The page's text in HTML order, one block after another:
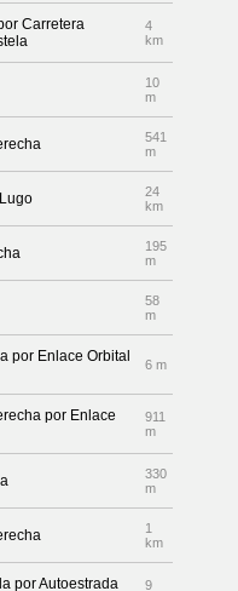
Carretera
4
km
10
m
541
m
24
km
195
m
58
m
por Enlace Orbital
6 m
por Enlace
911
m
330
m
1
km
por Autoestrada 9